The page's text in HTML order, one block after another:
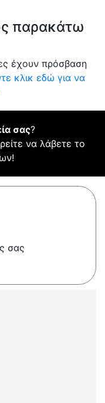
παρακάτω
έχουν πρόσβαση
κλικ εδώ για να
σας?
να λάβετε το
σας